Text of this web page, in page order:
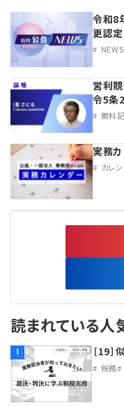
令和8
更認
営利
令5条
無料
実務カ
カレ
読まれている人
1 ［19］
税務